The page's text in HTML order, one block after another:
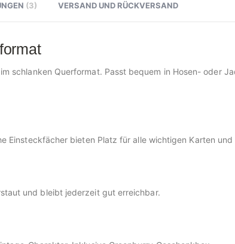
schlanken Querformat. Passt bequem in Hosen- oder
Einsteckfächer bieten Platz für alle wichtigen Karten und
und bleibt jederzeit gut erreichbar.
3 VERSAND UND RÜCKVERSAND